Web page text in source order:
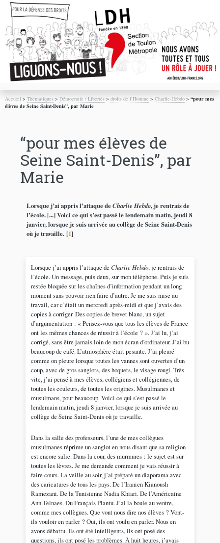
Accueil >Thématiques >Démocratie / Libertés >droits de l’Homme >Charlie-Hebdo >“pour mes
élèves de Seine Saint-Denis”, par Marie
“pour mes élèves de
Seine Saint-Denis”, par
Marie
Lorsque j’ai appris l’attaque deCharlie Hebdo, je rentrais de
l’école. [...] Voici ce qui s’est passé le lendemain matin, jeudi 8
janvier, lorsque je suis arrivée au collège de Seine Saint-Denis
où je travaille.[1]
Lorsque j’ai appris l’attaque de Charlie Hebdo, je rentrais de
l’école. Un message, puis deux, sur mon téléphone. Puis je suis
restée bloquée sur les chaînes d’information pendant un long
moment sans pouvoir rien faire d’autre. Je me suis mise au
travail, car c’était un mercredi après-midi et que j’avais des
copies à corriger. Des copies de brevet blanc, un sujet
d’argumentation : « Pensez-vous que tous les élèves de France
ont les mêmes chances de réussir à l’école ? ». J’ai lu, j’ai
corrigé, sans être jamais loin de mon écran d’ordinateur. J’ai bu
beaucoup de café. L’atmosphère était pesante. J’ai pleuré
comme on pleure lorsque toutes les vannes sont ouvertes d’un
coup, avec de gros sanglots, des hoquets, le visage rougi. Très
vite, j’ai pensé à mes élèves, collégiens et collégiennes, de
toutes les couleurs, de toutes les origines. Musulmanes et
musulmans, pour beaucoup. Voici ce qui s’est passé le
lendemain matin, jeudi 8 janvier, lorsque je suis arrivée au
collège de Seine Saint-Denis où je travaille.
Dans la salle des professeurs, l’une de mes collègues
musulmanes réprime un sanglot en nous disant que sa religion
est encore salie. Dans la cour, des murmures : le sujet est sur
toutes les lèvres. Je me demande comment je vais réussir à
faire cours. La veille au soir, j’ai préparé un diaporama avec
des caricatures de tous les pays. De l’Iranien Kianoush
Ramezani. De la Tunisienne Nadia Khiari. De l’Américaine
Ann Telnaes. Du Français Plantu. J’ai la boule au ventre,
comme mes collègues. Que vont nous dire nos élèves ? Vont-
ils vouloir en parler ? Oui, ils ont voulu en parler. Nous en
avons débattu. Ils ont été intelligents, ils ont posé des
questions, ils ont posé les problèmes. À huit heures, j’avais